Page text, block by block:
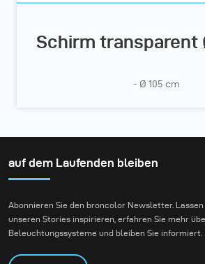
Schirm transparent
- Ø 105 cm
auf dem Laufenden bleiben
Abonnieren Sie den broncolor Newsletter. Lassen
unseren Stories inspirieren, erfahren Sie mehr
Beleuchtungssysteme und bleiben Sie informiert.